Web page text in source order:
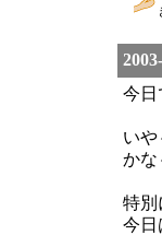
今日
いや
かな
特別
今日